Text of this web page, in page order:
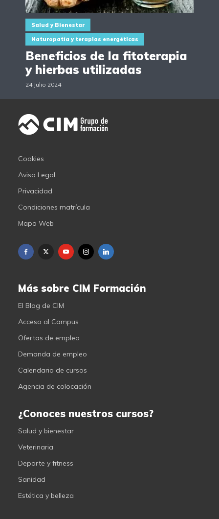
Salud y Bienestar
Naturopatía y terapias energéticas
Beneficios de la fitoterapia
y hierbas utilizadas
24 Julio 2024
Cookies
Aviso Legal
Privacidad
Condiciones matrícula
Mapa Web
Más sobre CIM Formación
El Blog de CIM
Acceso al Campus
Ofertas de empleo
Demanda de empleo
Calendario de cursos
Agencia de colocación
¿Conoces nuestros cursos?
Salud y bienestar
Veterinaria
Deporte y fitness
Sanidad
Estética y belleza